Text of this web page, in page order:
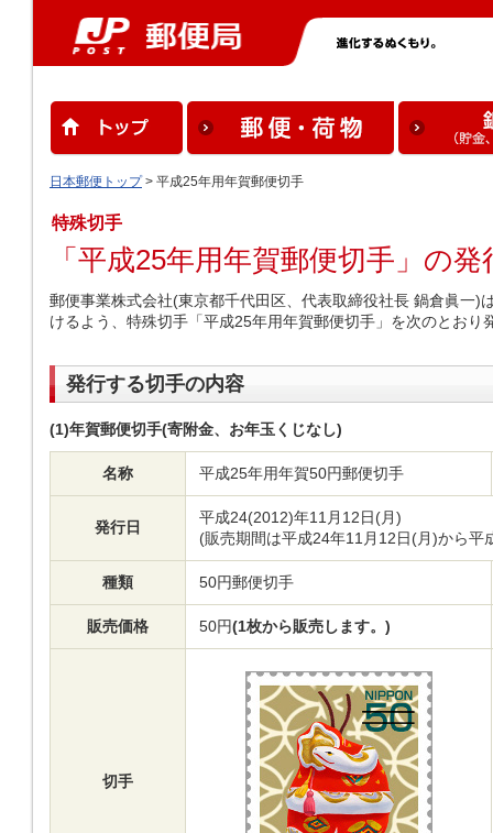
日本郵便トップ> 平成25年用年賀郵便切手
特殊切手
「平成25年用年賀郵便切手」の発
郵便事業株式会社(東京都千代田区、代表取締役社長 鍋倉眞一)
けるよう、特殊切手「平成25年用年賀郵便切手」を次のとおり
発行する切手の内容
(1)年賀郵便切手(寄附金、お年玉くじなし)
名称 平成25年用年賀50円郵便切手
発行日
平成24(2012)年11月12日(月)
(販売期間は平成24年11月12日(月)から
種類 50円郵便切手
販売価格 50円(1枚から販売します。)
切手